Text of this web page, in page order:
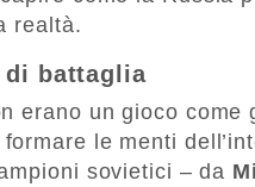
realtà.
di battaglia
erano un gioco come
le menti
sovietici – da